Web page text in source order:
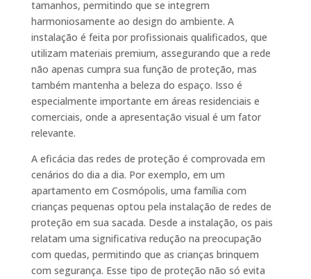
tamanhos, permitindo que se integrem
harmoniosamente ao design do ambiente. A
instalação é feita por profissionais qualificados, que
utilizam materiais premium, assegurando que a rede
não apenas cumpra sua função de proteção, mas
também mantenha a beleza do espaço. Isso é
especialmente importante em áreas residenciais e
comerciais, onde a apresentação visual é um fator
relevante.
A eficácia das redes de proteção é comprovada em
cenários do dia a dia. Por exemplo, em um
apartamento em Cosmópolis, uma família com
crianças pequenas optou pela instalação de redes de
proteção em sua sacada. Desde a instalação, os pais
relatam uma significativa redução na preocupação
com quedas, permitindo que as crianças brinquem
com segurança. Esse tipo de proteção não só evita